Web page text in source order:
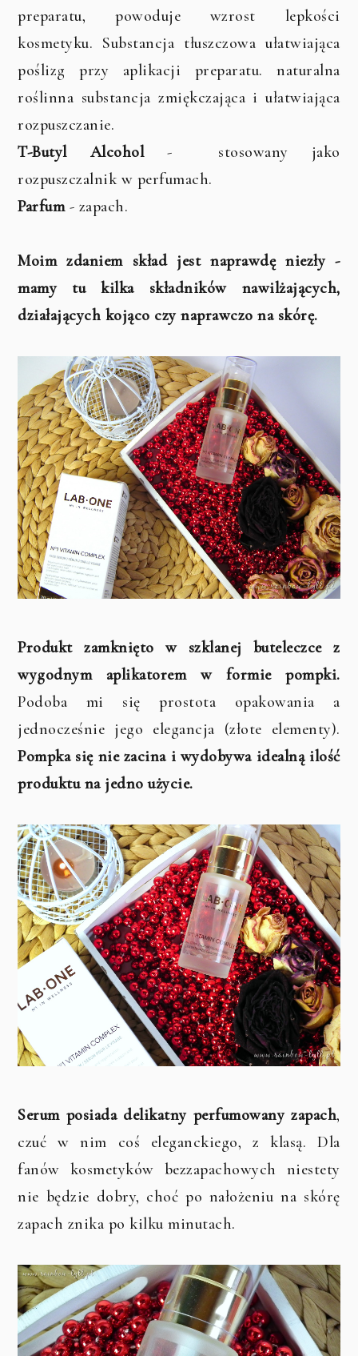
preparatu, powoduje wzrost lepkości
kosmetyku. Substancja tłuszczowa ułatwiająca
poślizg przy aplikacji preparatu. naturalna
roślinna substancja zmiękczająca i ułatwiająca
rozpuszczanie.
T-Butyl Alcohol- stosowany jako
rozpuszczalnik w perfumach.
Parfum- zapach.
Moim zdaniem skład jest naprawdę niezły -
mamy tu kilka składników nawilżających,
działających kojąco czy naprawczo na skórę.
Produkt zamknięto w szklanej buteleczce z
wygodnym aplikatorem w formie pompki.
Podoba mi się prostota opakowania a
jednocześnie jego elegancja (złote elementy).
Pompka się nie zacina i wydobywa idealną ilość
produktu na jedno użycie.
Serum posiada delikatny perfumowany zapach,
czuć w nim coś eleganckiego, z klasą. Dla
fanów kosmetyków bezzapachowych niestety
nie będzie dobry, choć po nałożeniu na skórę
zapach znika po kilku minutach.